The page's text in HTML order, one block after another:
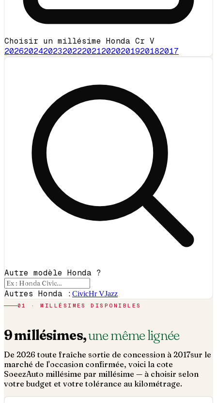
Choisir un millésime Honda Cr V
202620242023202220212020201920182017
Autre modèle Honda ?
Autres Honda : CivicHr VJazz
01 · MILLÉSIMES DISPONIBLES
9millésimes,une même lignée
De 2026 toute fraîche sortie de concession à 2017sur le
marché de l'occasion confirmée, voici la cote
SoeezAuto millésime par millésime — à choisir selon
votre budget et votre tolérance au kilométrage.